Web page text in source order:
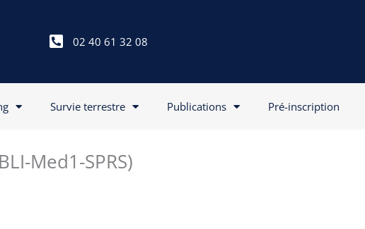
02 40 61 32 08
Survie terrestre Publications Pré-inscription
Med1-SPRS)